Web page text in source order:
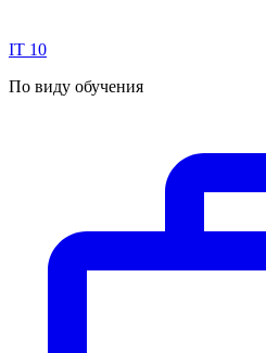
IT 10
По виду обучения